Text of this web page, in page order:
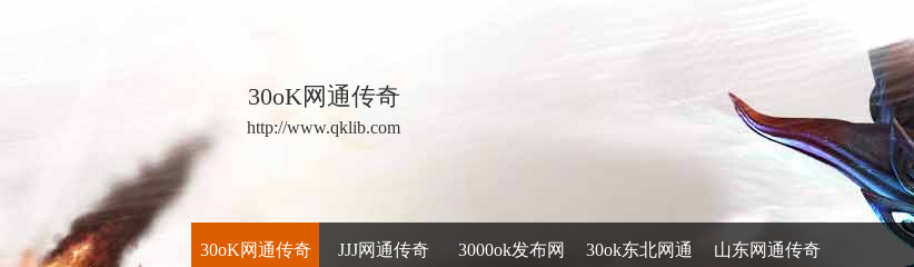
30oK网通传奇
http://www.qklib.com
30oK网通传奇 JJJ网通传奇 3000ok发布网 30ok东北网通 山东网通传奇